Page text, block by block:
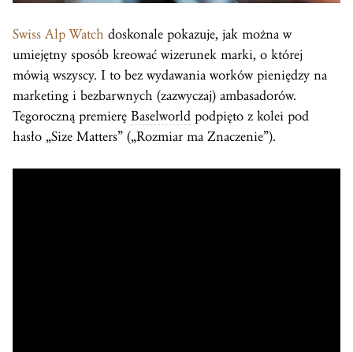
Swiss Alp Watch doskonale pokazuje, jak można w
umiejętny sposób kreować wizerunek marki, o której
mówią wszyscy. I to bez wydawania worków pieniędzy na
marketing i bezbarwnych (zazwyczaj) ambasadorów.
Tegoroczną premierę Baselworld podpięto z kolei pod
hasło „Size Matters” („Rozmiar ma Znaczenie”).